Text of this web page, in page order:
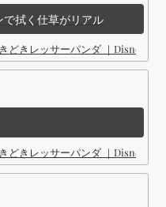
拭く仕草がリアル
どきレッサーパンダ ｜Disney (
どきレッサーパンダ ｜Disney (